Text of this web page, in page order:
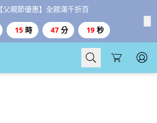
【父親節優惠】全館滿千折百
15 時 47 分 18 秒
Cart